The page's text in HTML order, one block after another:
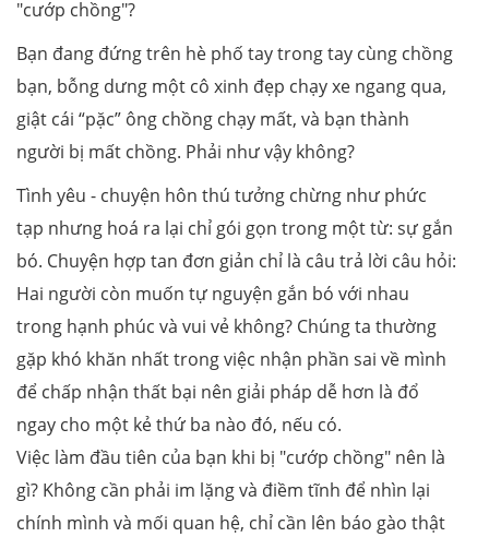
"cướp chồng"?
Bạn đang đứng trên hè phố tay trong tay cùng chồng
bạn, bỗng dưng một cô xinh đẹp chạy xe ngang qua,
giật cái “pặc” ông chồng chạy mất, và bạn thành
người bị mất chồng. Phải như vậy không?
Tình yêu - chuyện hôn thú tưởng chừng như phức
tạp nhưng hoá ra lại chỉ gói gọn trong một từ: sự gắn
bó. Chuyện hợp tan đơn giản chỉ là câu trả lời câu hỏi:
Hai người còn muốn tự nguyện gắn bó với nhau
trong hạnh phúc và vui vẻ không? Chúng ta thường
gặp khó khăn nhất trong việc nhận phần sai về mình
để chấp nhận thất bại nên giải pháp dễ hơn là đổ
ngay cho một kẻ thứ ba nào đó, nếu có.
Việc làm đầu tiên của bạn khi bị "cướp chồng" nên là
gì? Không cần phải im lặng và điềm tĩnh để nhìn lại
chính mình và mối quan hệ, chỉ cần lên báo gào thật